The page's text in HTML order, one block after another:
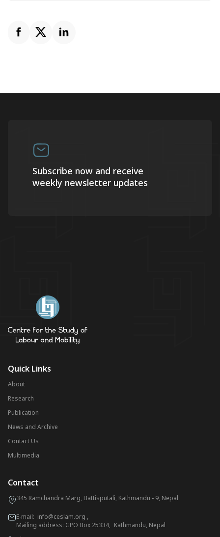
Subscribe now and receive
weekly newsletter updates
Quick Links
About
Research
Publication
News and Archive
Contact Us
Multimedia
Contact
345 Ramchandra Marg, Battisputali, Kathmandu - 9, Nepal
E-mail: info@ceslam.org ,
Mailing address: GPO Box 25334, Kathmandu, Nepal